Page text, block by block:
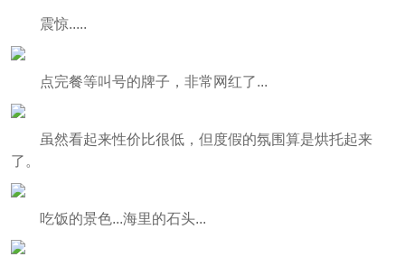
震惊.....
点完餐等叫号的牌子，非常网红了...
虽然看起来性价比很低，但度假的氛围算是烘托起来
了。
吃饭的景色...海里的石头...